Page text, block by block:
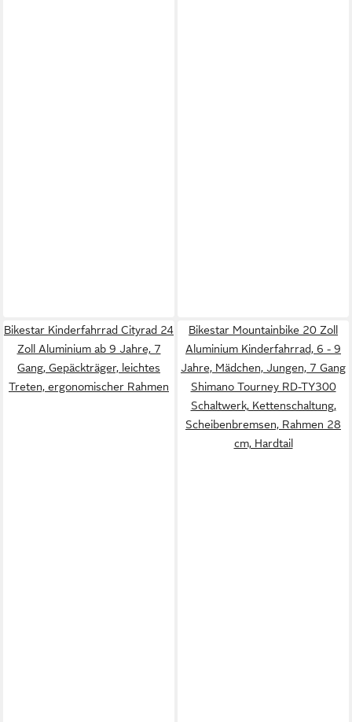
Bikestar Kinderfahrrad Cityrad 24
Zoll Aluminium ab 9 Jahre, 7
Gang, Gepäckträger, leichtes
Treten, ergonomischer Rahmen
Bikestar Mountainbike 20 Zoll
Aluminium Kinderfahrrad, 6 - 9
Jahre, Mädchen, Jungen, 7 Gang
Shimano Tourney RD-TY300
Schaltwerk, Kettenschaltung,
Scheibenbremsen, Rahmen 28
cm, Hardtail